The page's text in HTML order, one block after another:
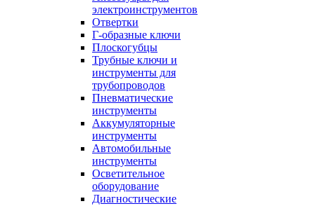
электроинструментов
Отвертки
Г-образные ключи
Плоскогубцы
Трубные ключи и
инструменты для
трубопроводов
Пневматические
инструменты
Аккумуляторные
инструменты
Автомобильные
инструменты
Осветительное
оборудование
Диагностические